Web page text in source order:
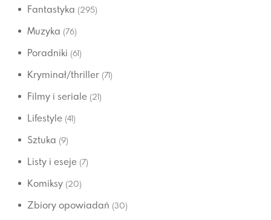
Fantastyka (295)
Muzyka (76)
Poradniki (61)
Kryminał/thriller (71)
Filmy i seriale (21)
Lifestyle (41)
Sztuka (9)
Listy i eseje (7)
Komiksy (20)
Zbiory opowiadań (30)